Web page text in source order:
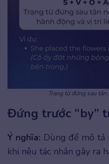
Trạng từ đứng sau
Đứng trước “by”
Ý nghĩa: Dùng để mô tả
khi nêu tác nhân gây ra